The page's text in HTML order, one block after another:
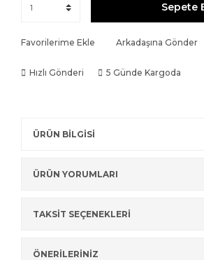
Sepete
Favorilerime Ekle Arkadaşına Gönder
Hızlı Gönderi 5 Günde Kargoda
ÜRÜN BİLGİSİ
ÜRÜN YORUMLARI
TAKSİT SEÇENEKLERİ
ÖNERİLERİNİZ